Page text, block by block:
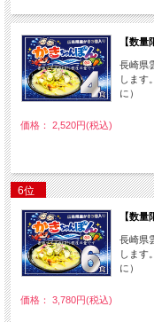
【数
長崎県
します
に）
価格： 2,520円(税込)
6位
【数
長崎県
します
に）
価格： 3,780円(税込)